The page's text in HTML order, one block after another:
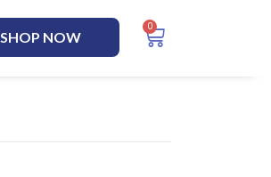
SHOP NOW